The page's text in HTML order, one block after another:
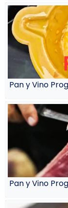
Pan y Vino
Pan y Vino